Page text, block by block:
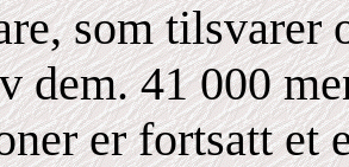
som tilsvarer
dem. 41 000
er fortsatt et